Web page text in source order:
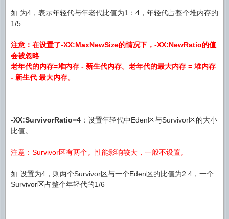
如:为4，表示年轻代与年老代比值为1：4，年轻代占整个堆内存的
1/5
注意：在设置了-XX:MaxNewSize的情况下，-XX:NewRatio的值
会被忽略
老年代的内存=堆内存 - 新生代内存。老年代的最大内存 = 堆内存
- 新生代 最大内存。
-XX:SurvivorRatio=4 ：设置年轻代中Eden区与Survivor区的大小
比值。
注意：Survivor区有两个。性能影响较大，一般不设置。
如:设置为4，则两个Survivor区与一个Eden区的比值为2:4，一个
Survivor区占整个年轻代的1/6